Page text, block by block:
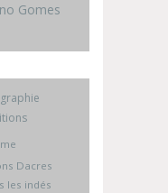
Gomes
Dacres
les indés